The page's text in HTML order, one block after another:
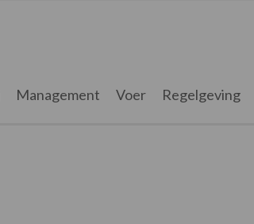
Management Voer Regelgeving